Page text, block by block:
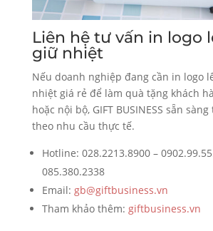
Liên hệ tư vấn in logo
giữ nhiệt
Nếu doanh nghiệp đang cần in logo
nhiệt giá rẻ để làm quà tặng khách
hoặc nội bộ, GIFT BUSINESS sẵn
theo nhu cầu thực tế.
Hotline: 028.2213.8900 –
085.380.2338
Email: gb@giftbusiness.vn
Tham khảo thêm: giftbusiness.vn